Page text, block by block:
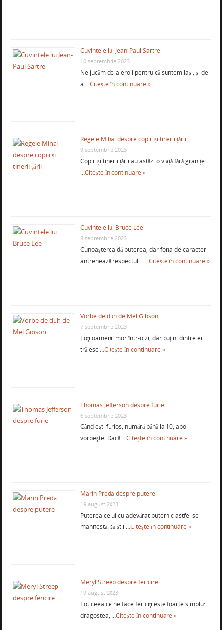
Cuvintele lui Jean-Paul Sartre
10 septembrie 2023
Ne jucăm de-a eroii pentru că suntem lași; și de-
a …Citește în continuare »
Regele Mihai despre copiii și tinerii țării
9 septembrie 2023
Copiii și tinerii țării au astăzi o viață fără granițe.
…Citește în continuare »
Cuvintele lui Bruce Lee
8 septembrie 2023
Cunoaşterea dă puterea, dar forţa de caracter
antrenează respectul. …Citește în continuare »
Vorbe de duh de Mel Gibson
7 septembrie 2023
Toţi oamenii mor într-o zi, dar puţini dintre ei
trăiesc …Citește în continuare »
Thomas Jefferson despre furie
6 septembrie 2023
Când eşti furios, numără până la 10, apoi
vorbeşte. Dacă …Citește în continuare »
Marin Preda despre putere
19 august 2023
Puterea celui cu adevărat puternic astfel se
manifestă: să știi …Citește în continuare »
Meryl Streep despre fericire
19 august 2023
Tot ceea ce ne face fericiţi este foarte simplu:
dragostea, …Citește în continuare »